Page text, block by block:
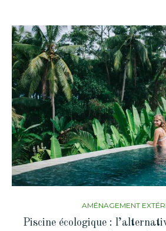
AMÉNAGEMENT
Piscine écologique :